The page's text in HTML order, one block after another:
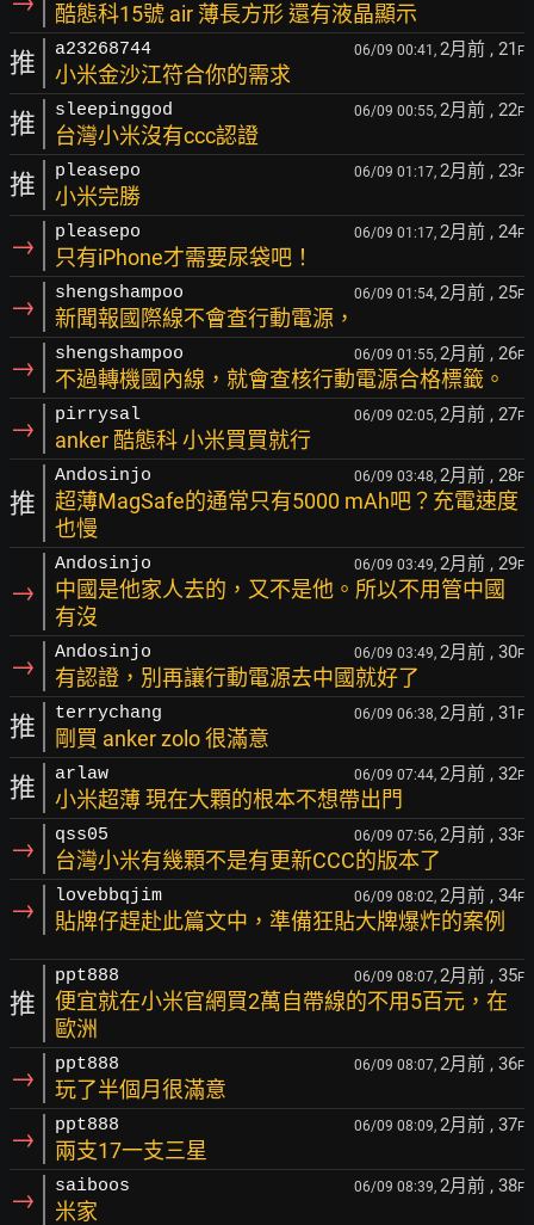
酷態科15號 air 薄長方形 還有液晶顯示
推 a23268744 06/09 00:41, 2月前 , 21 F
小米金沙江符合你的需求
推 sleepinggod 06/09 00:55, 2月前 , 22F
台灣小米沒有ccc認證
推 pleasepo 06/09 01:17, 2月前 , 23F
小米完勝
→ pleasepo 06/09 01:17, 2月前 , 24F
只有iPhone才需要尿袋吧！
→ shengshampoo 06/09 01:54, 2月前 , 25F
新聞報國際線不會查行動電源，
→ shengshampoo 06/09 01:55, 2月前 , 26F
不過轉機國內線，就會查核行動電源合格標籤。
→ pirrysal 06/09 02:05, 2月前 , 27F
anker 酷態科 小米買買就行
推
Andosinjo 06/09 03:48, 2月前 , 28F
超薄MagSafe的通常只有5000 mAh吧？充電速度
也慢
→
Andosinjo 06/09 03:49, 2月前 , 29F
中國是他家人去的，又不是他。所以不用管中國
有沒
→ Andosinjo 06/09 03:49, 2月前 , 30F
有認證，別再讓行動電源去中國就好了
推 terrychang 06/09 06:38, 2月前 , 31 F
剛買 anker zolo 很滿意
推 arlaw 06/09 07:44, 2月前 , 32F
小米超薄 現在大顆的根本不想帶出門
→ qss05 06/09 07:56, 2月前 , 33F
台灣小米有幾顆不是有更新CCC的版本了
→ lovebbqjim 06/09 08:02, 2月前 , 34F
貼牌仔趕赴此篇文中，準備狂貼大牌爆炸的案例
推
ppt888 06/09 08:07, 2月前 , 35F
便宜就在小米官網買2萬自帶線的不用5百元，在
歐洲
→ ppt888 06/09 08:07, 2月前 , 36F
玩了半個月很滿意
→ ppt888 06/09 08:09, 2月前 , 37F
兩支17一支三星
→ saiboos 06/09 08:39, 2月前 , 38F
米家